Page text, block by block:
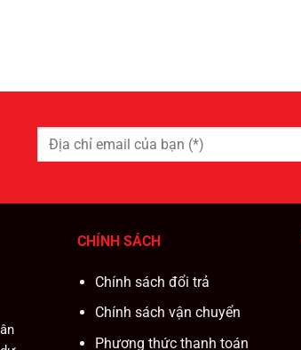
CHÍNH SÁCH
Chính sách đổi trả
Chính sách vận chuyển
Phương thức thanh toán